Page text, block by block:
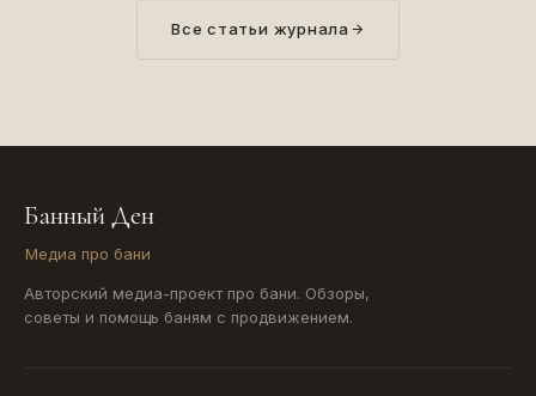
Все статьи журнала
Банный Ден
Медиа про бани
Авторский медиа-проект про бани. Обзоры,
советы и помощь баням с продвижением.